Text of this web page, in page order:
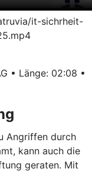
it-sichrheit-
• Länge: 02:08 •
Angriffen durch
kann auch die
geraten. Mit